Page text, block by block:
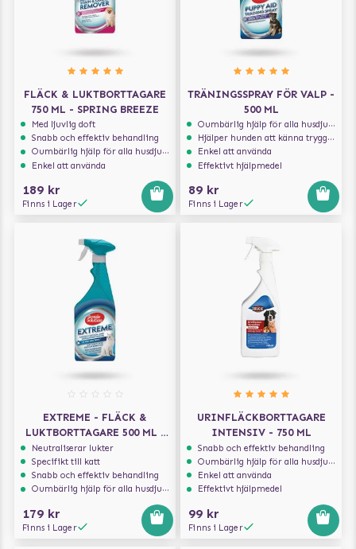
FLÄCK & LUKTBORTTAGARE
750 ML - SPRING BREEZE
Med ljuvlig doft
Snabb och effektiv behandling
Oumbärlig hjälp för alla husdjursägare
Enkel att använda
189 kr
Finns i Lager
TRÄNINGSSPRAY FÖR VALP -
500 ML
Oumbärlig hjälp för alla husdjursägare
Hjälper hunden att känna trygghet
Enkel att använda
Effektivt hjälpmedel
89 kr
Finns i Lager
EXTREME - FLÄCK &
LUKTBORTTAGARE 500 ML -
FÖR KATT
Neutraliserar lukter
Specifikt till katt
Snabb och effektiv behandling
Oumbärlig hjälp för alla husdjursägare
179 kr
Finns i Lager
URINFLÄCKBORTTAGARE
INTENSIV - 750 ML
Snabb och effektiv behandling
Oumbärlig hjälp för alla husdjursägare
Enkel att använda
Effektivt hjälpmedel
99 kr
Finns i Lager